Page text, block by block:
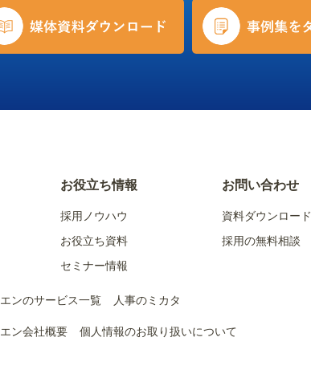
お役立ち情報
採用ノウハウ
お役立ち資料
セミナー情報
お問い合わせ
資料ダウンロード
採用の無料相談
エンのサービス一覧 人事のミカタ
エン会社概要 個人情報のお取り扱いについて